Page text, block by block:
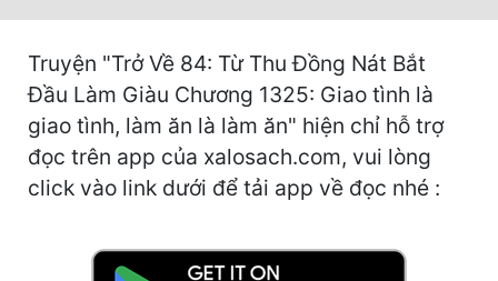
Huyền Huyễn
Huyền Nghi
Huyền Ảo
Hài Hước
Hệ Thống
Truyện "Trở Về 84: Từ Thu Đồng Nát Bắt
Đầu Làm Giàu Chương 1325: Giao tình là
giao tình, làm ăn là làm ăn" hiện chỉ hỗ trợ
đọc trên app của xalosach.com, vui lòng
click vào link dưới để tải app về đọc nhé :